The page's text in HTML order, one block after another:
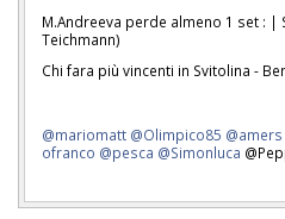
M.Andreeva perde almeno 1 set : |
Teichmann)
Chi fara più vincenti in Svitolina -
@mariomatt @Olimpico85 @amers
ofranco @pesca @Simonluca